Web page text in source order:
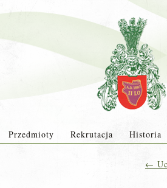
Przedmioty Rekrutacja Historia
←